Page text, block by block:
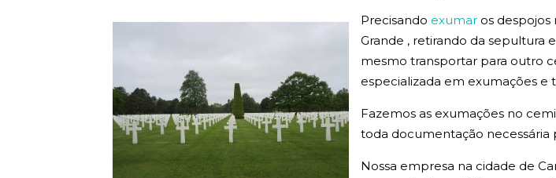
Precisando exumaros despojos
Grande , retirando da
mesmo transportar para outro
especializada em exumações e
Fazemos as exumações no
toda documentação necessária
Nossa empresa na cidade de